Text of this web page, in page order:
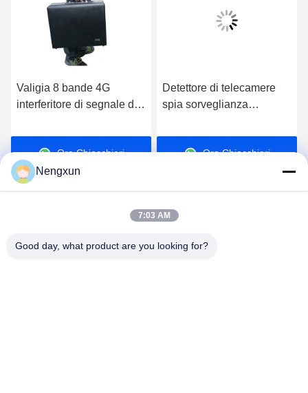
Valigia 8 bande 4G
interferitore di segnale del
interferitore GPS WiFi
UHF VHF interferitore con
telecomando
Ora Chiacchieri
Detettore di telecamere
spia sorveglianza
Prevenzione del ladro con
allarme acustico
Ora Chiacchieri
Nengxun Communication Technology Co.,Ltd.
Nengxun
7:03 AM
Good day, what product are you looking for?